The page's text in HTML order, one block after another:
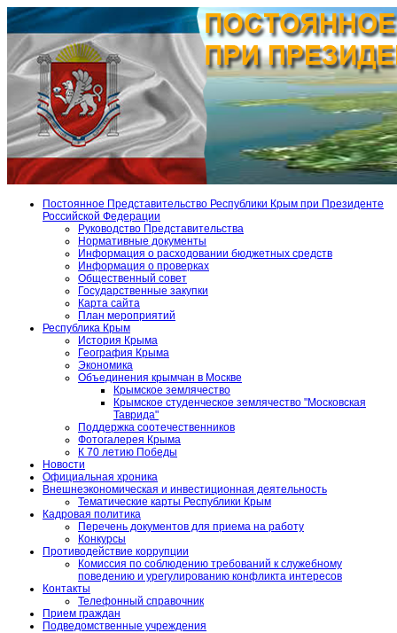
Постоянное Представительство Республики Крым при Президенте
Российской Федерации
Руководство Представительства
Нормативные документы
Информация о расходовании бюджетных средств
Информация о проверках
Общественный совет
Государственные закупки
Карта сайта
План мероприятий
Республика Крым
История Крыма
География Крыма
Экономика
Объединения крымчан в Москве
Крымское землячество
Крымское студенческое землячество "Московская
Таврида"
Поддержка соотечественников
Фотогалерея Крыма
К 70 летию Победы
Новости
Официальная хроника
Внешнеэкономическая и инвестиционная деятельность
Тематические карты Республики Крым
Кадровая политика
Перечень документов для приема на работу
Конкурсы
Противодействие коррупции
Комиссия по соблюдению требований к служебному
поведению и урегулированию конфликта интересов
Контакты
Телефонный справочник
Прием граждан
Подведомственные учреждения